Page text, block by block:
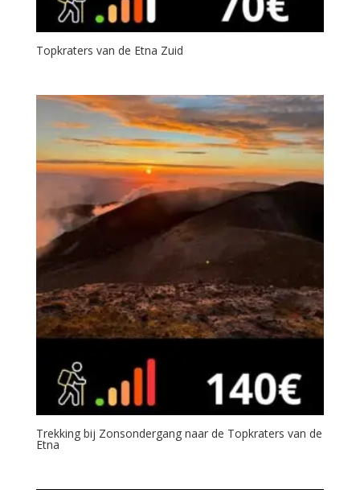
Topkraters van de Etna Zuid
Trekking bij Zonsondergang naar de Topkraters van de
Etna